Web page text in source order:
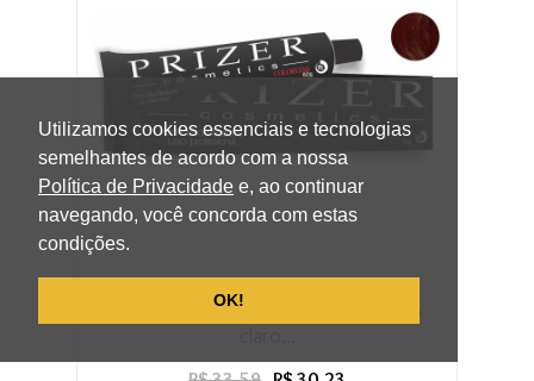
Utilizamos cookies essenciais e tecnologias
semelhantes de acordo com a nossa
Política de Privacidade e, ao continuar
navegando, você concorda com estas
condições.
OK!
Coloração 60gr ton - 5.66 castanho